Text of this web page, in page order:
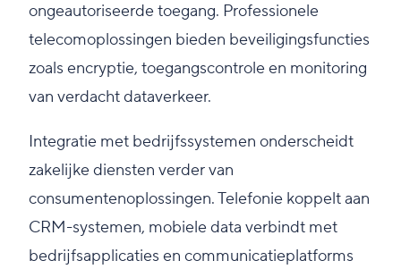
ongeautoriseerde toegang. Professionele
telecomoplossingen bieden beveiligingsfuncties
zoals encryptie, toegangscontrole en monitoring
van verdacht dataverkeer.
Integratie met bedrijfssystemen onderscheidt
zakelijke diensten verder van
consumentenoplossingen. Telefonie koppelt aan
CRM-systemen, mobiele data verbindt met
bedrijfsapplicaties en communicatieplatforms